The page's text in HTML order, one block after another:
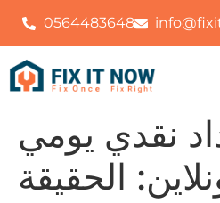
0564483648
نقدي يومي
الحقيقة